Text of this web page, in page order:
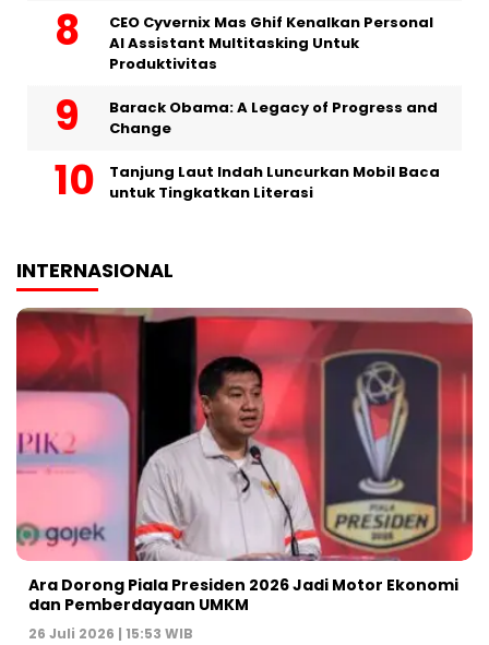
CEO Cyvernix Mas Ghif Kenalkan Personal
AI Assistant Multitasking Untuk
Produktivitas
Barack Obama: A Legacy of Progress and
Change
Tanjung Laut Indah Luncurkan Mobil Baca
untuk Tingkatkan Literasi
INTERNASIONAL
Ara Dorong Piala Presiden 2026 Jadi Motor Ekonomi
dan Pemberdayaan UMKM
26 Juli 2026 | 15:53 WIB